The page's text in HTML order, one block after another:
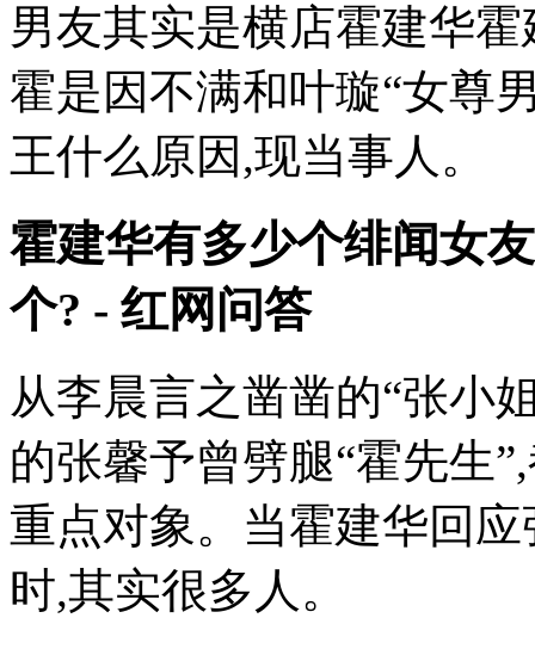
男友其实是横店霍建华
霍是因不满和叶璇“女尊
王什么原因,现当事人。
霍建华有多少个绯闻女
个? - 红网问答
从李晨言之凿凿的“张小
的张馨予曾劈腿“霍先生
重点对象。当霍建华回
时,其实很多人。